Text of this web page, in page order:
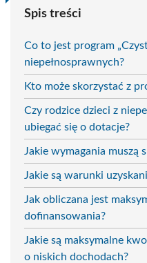
Spis treści
Co to jest program
niepełnosprawnych?
Kto może skorzystać z
Czy rodzice dzieci z
ubiegać się o dotacje?
Jakie wymagania muszą
Jakie są warunki
Jak obliczana jest
dofinansowania?
Jakie są maksymalne
o niskich dochodach?